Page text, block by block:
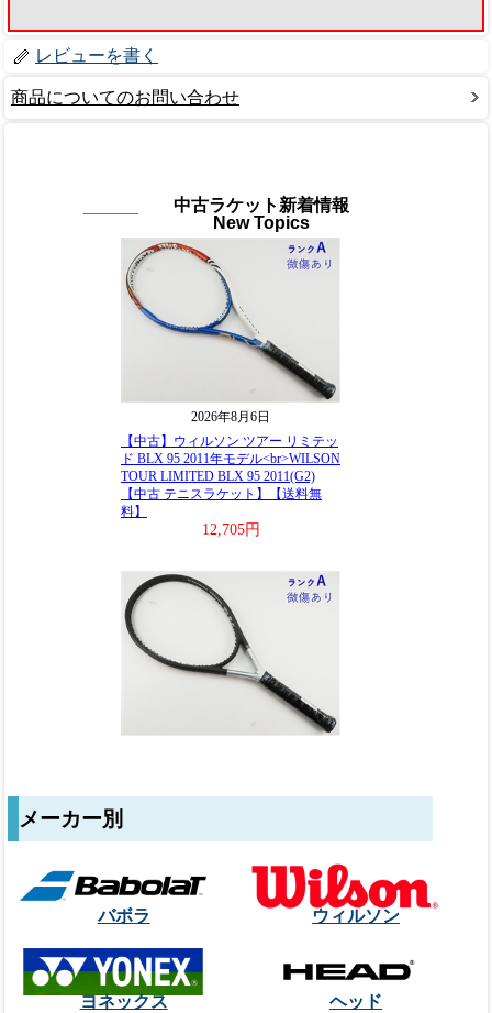
レビューを書く
商品についてのお問い合わせ
中古ラケット新着情報
New Topics
メーカー別
バボラ ウィルソン
ヨネックス ヘッド